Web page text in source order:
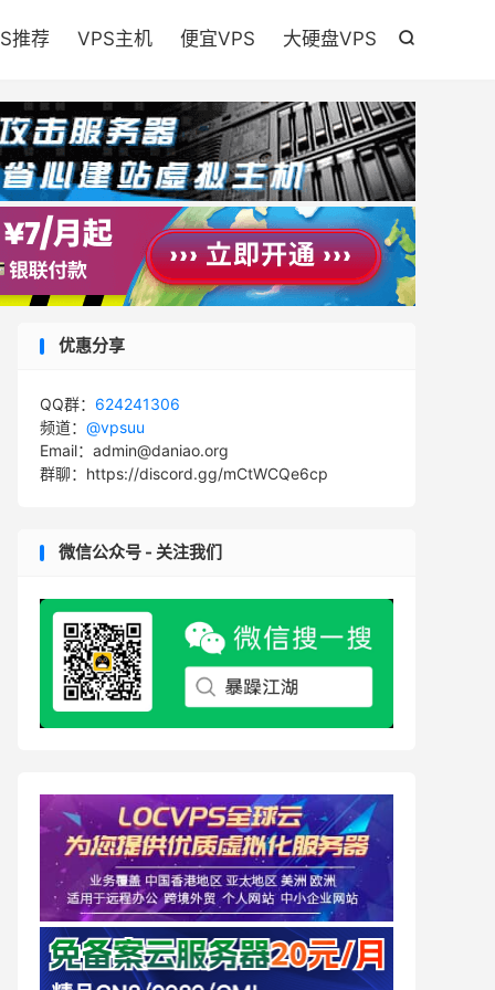

推荐 VPS主机 便宜VPS 大硬盘VPS
优惠分享
QQ群： 624241306
频道： @vpsuu
Email：admin@daniao.org
群聊：https://discord.gg/mCtWCQe6cp
微信公众号 - 关注我们